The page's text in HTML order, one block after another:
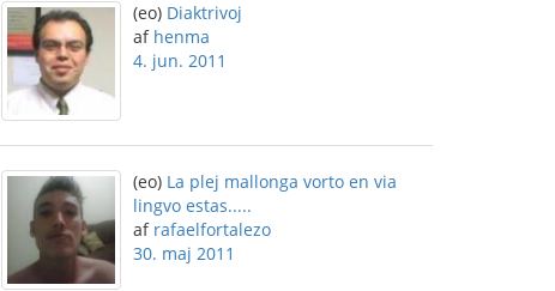
(eo) Diaktrivoj
af henma
4. jun. 2011
(eo) La plej mallonga vorto en via
lingvo estas.....
af rafaelfortalezo
30. maj 2011